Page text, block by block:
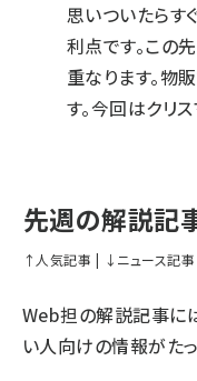
思いついたらす
利点です。この
重なります。物
す。今回はクリ
先週の解説記
↑人気記事 | ↓ニュース記事
Web担の解説記事に
い人向けの情報がたっ